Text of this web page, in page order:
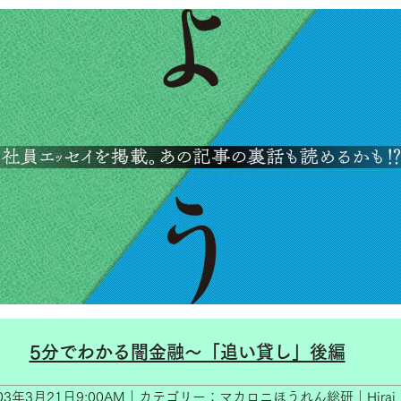
5分でわかる闇金融～「追い貸し」後編
年3月21日9:00AM｜カテゴリー：マカロニほうれん総研｜Hirai